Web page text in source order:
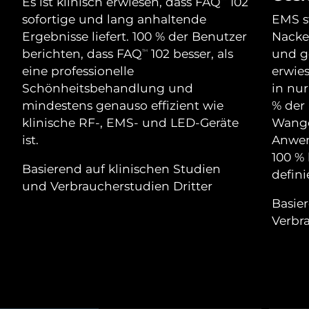
sofortige und lang anhaltende
Ergebnisse liefert. 100 % der Benutzer
berichten, dass FAQTM
102 besser, als
eine professionelle
Schönheitsbehandlung und
mindestens genauso effizient wie
klinische RF-, EMS- und LED-Geräte
ist.
Basierend auf klinischen Studien
und Verbraucherstudien Dritter
EMS
und
in
%
100
For healthy hair
18% PAP
Kosmetik Männer
Kaufe alles
FOREO APP
ÜBER
Isle of Man
Israel Erwartete Lieferung 8/14/26
Italien Erwartete Lieferung 8/10/26
Japan Erwartete Lieferung 8/13/26
8/15/26
Kasachstan Erwartete Lieferung
8/10/26